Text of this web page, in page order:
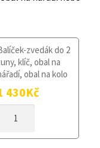
zvedák do 2
klíč, obal na
obal na kolo
430Kč
KOLO